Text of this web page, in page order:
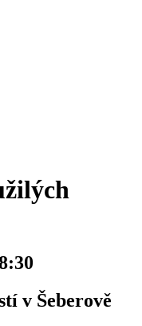
v Šeberově